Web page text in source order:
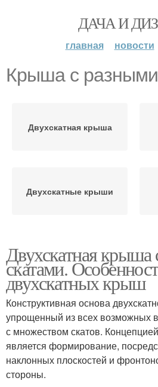
ДАЧА И
главная новости
Крыша с
Двухскатная крыша
Двухскатные крыши
Двускатные крыши
Крыша с навесом
Двухскатная крыша
скатами.
двухскатных крыш
Конструктивная основа
упрощенный из всех возможных
с множеством скатов.
является формирование,
наклонных плоскостей и
стороны.